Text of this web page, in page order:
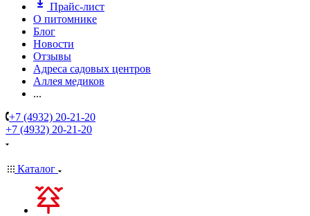
Прайс-лист
О питомнике
Блог
Новости
Отзывы
Адреса садовых центров
Аллея медиков
...
+7 (4932) 20-21-20
+7 (4932) 20-21-20
Каталог